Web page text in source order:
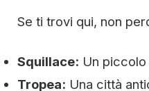
Se ti trovi qui, non
Squillace: Un
Tropea: Una città